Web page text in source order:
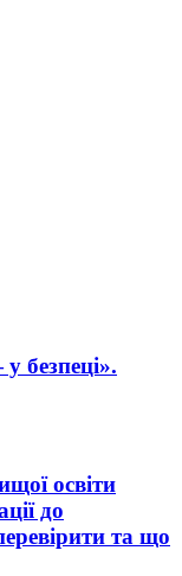
безпеці».
освіти
до
та що